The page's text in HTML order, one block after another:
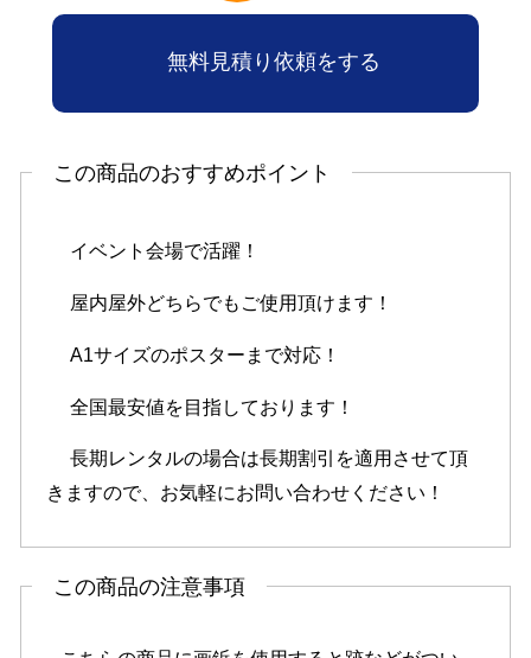
無料見積り依頼をする
この商品のおすすめポイント
イベント会場で活躍！
屋内屋外どちらでもご使用頂けます！
A1サイズのポスターまで対応！
全国最安値を目指しております！
長期レンタルの場合は長期割引を適用させて頂
きますので、お気軽にお問い合わせください！
この商品の注意事項